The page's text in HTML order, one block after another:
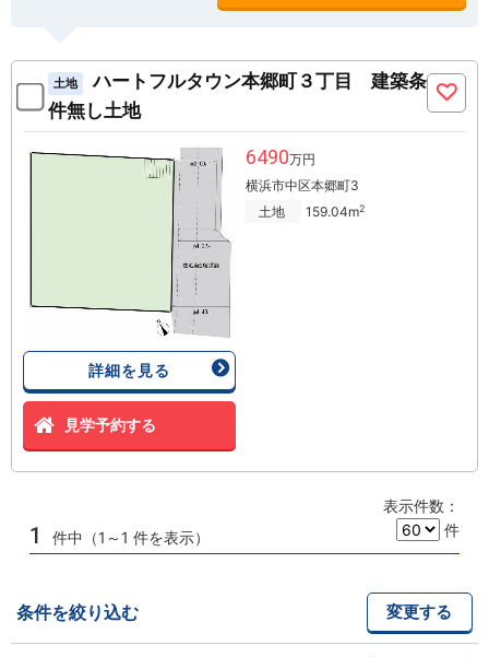
土地
ハートフルタウン本郷町３丁目 建築条
件無し土地
詳細を見る
見学予約する
6490万円
横浜市中区本郷町3
土地
159.04m2
1 件中（1～1 件を表示）
表示件数：
件
条件を絞り込む 変更する